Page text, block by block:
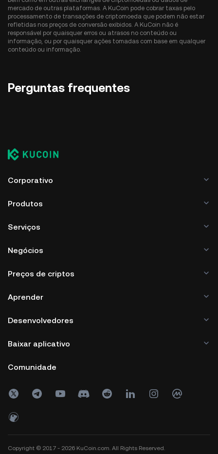
mercado de outras plataformas. A KuCoin pode cobrar taxas pelo
processamento de transações de criptomoeda que podem não estar
refletidas nos preços de conversão exibidos. A KuCoin não é
responsável por quaisquer erros ou atrasos no conteúdo ou
informação, ou por quaisquer ações tomadas com base em qualquer
conteúdo ou informação.
Perguntas frequentes
Corporativo
Produtos
Serviços
Negócios
Preços de criptos
Aprender
Desenvolvedores
Baixar aplicativo
Comunidade
Copyright © 2017 - 2026 KuCoin.com. All Rights Reserved.